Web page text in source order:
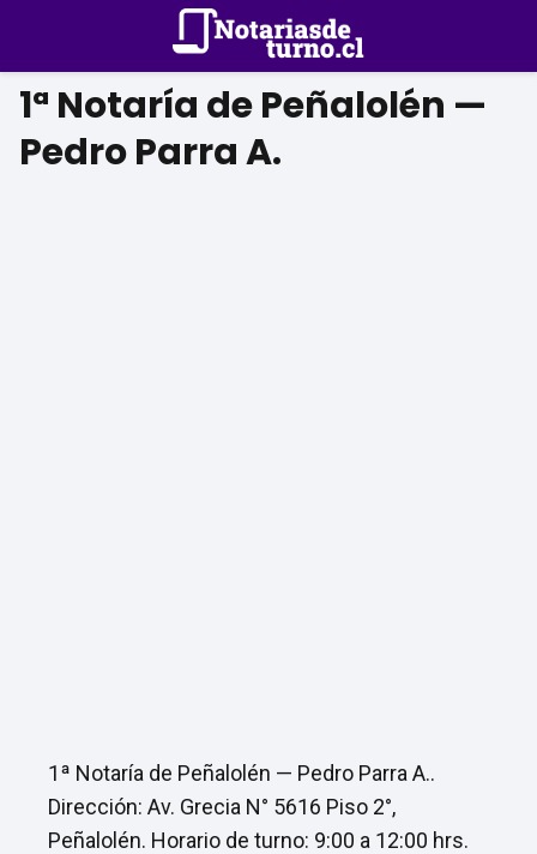
1ª Notaría de Peñalolén —
Pedro Parra A.
1ª Notaría de Peñalolén — Pedro Parra A..
Dirección: Av. Grecia N° 5616 Piso 2°,
Peñalolén. Horario de turno: 9:00 a 12:00 hrs.